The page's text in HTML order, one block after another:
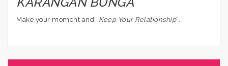
Make your moment and “Keep Your Relationship“.